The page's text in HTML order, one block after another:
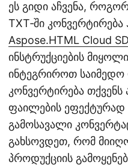
ეს გიდი აჩვენა,
TXT‑ში კონვერტირება
Aspose.HTML Cloud
ინსტრუქციების
ინტეგრიროთ
კონვერტირება
ფაილების ეფექტურად
გამოსავალი
გახსოვდეთ, რომ
პროდუქციის